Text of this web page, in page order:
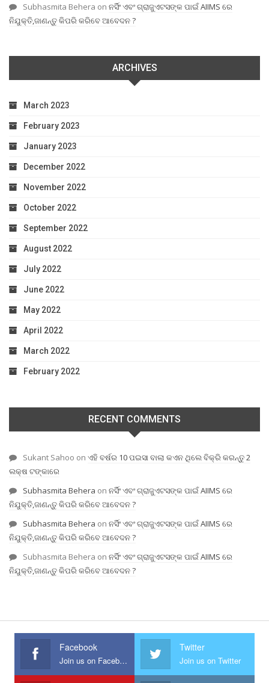
Subhasmita Behera on ନର୍ସିଂ ଏବଂ ଗ୍ରାଜୁଏଟସଙ୍କ ପାଇଁ AIIMS ରେ
ନିଯୁକ୍ତି,ଜାଣନ୍ତୁ କିପରି କରିବେ ଆବେଦନ ?
ARCHIVES
March 2023
February 2023
January 2023
December 2022
November 2022
October 2022
September 2022
August 2022
July 2022
June 2022
May 2022
April 2022
March 2022
February 2022
RECENT COMMENTS
Sukant Sahoo on ଏହି ବର୍ଷର 10 ପଇସା ବାଲା କଏନ ଥିଲେ ବିକ୍ରି କରନ୍ତୁ 2
ଲକ୍ଷ ଟଙ୍କାରେ
Subhasmita Behera on ନର୍ସିଂ ଏବଂ ଗ୍ରାଜୁଏଟସଙ୍କ ପାଇଁ AIIMS ରେ
ନିଯୁକ୍ତି,ଜାଣନ୍ତୁ କିପରି କରିବେ ଆବେଦନ ?
Subhasmita Behera on ନର୍ସିଂ ଏବଂ ଗ୍ରାଜୁଏଟସଙ୍କ ପାଇଁ AIIMS ରେ
ନିଯୁକ୍ତି,ଜାଣନ୍ତୁ କିପରି କରିବେ ଆବେଦନ ?
Subhasmita Behera on ନର୍ସିଂ ଏବଂ ଗ୍ରାଜୁଏଟସଙ୍କ ପାଇଁ AIIMS ରେ
ନିଯୁକ୍ତି,ଜାଣନ୍ତୁ କିପରି କରିବେ ଆବେଦନ ?
Facebook
Join us on Facebook
Twitter
Join us on Twitter